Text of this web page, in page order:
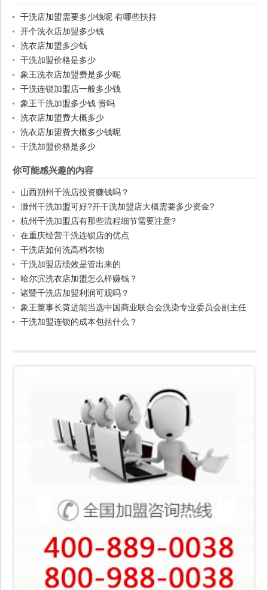
干洗店加盟需要多少钱呢 有哪些扶持
开个洗衣店加盟多少钱
洗衣店加盟多少钱
干洗加盟价格是多少
象王洗衣店加盟费是多少呢
干洗连锁加盟店一般多少钱
象王干洗加盟多少钱 贵吗
洗衣店加盟费大概多少
洗衣店加盟费大概多少钱呢
干洗加盟价格是多少
你可能感兴趣的内容
山西朔州干洗店投资赚钱吗？
滁州干洗加盟可好?开干洗加盟店大概需要多少资金?
杭州干洗加盟店有那些流程细节需要注意?
在重庆经营干洗连锁店的优点
干洗店如何洗高档衣物
干洗加盟店绩效是管出来的
哈尔滨洗衣店加盟怎么样赚钱？
诸暨干洗店加盟利润可观吗？
象王董事长黄进能当选中国商业联合会洗染专业委员会副主任
干洗加盟连锁的成本包括什么？